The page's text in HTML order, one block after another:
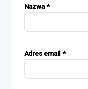
Nazwa*
Adres email *